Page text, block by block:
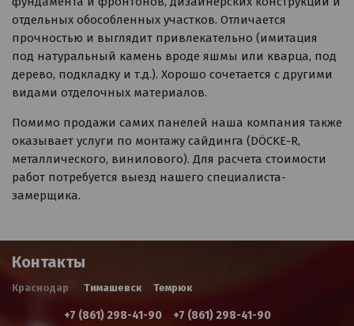
отдельных обособленных участков. Отличается
прочностью и выглядит привлекательно (имитация
под натуральный камень вроде яшмы или кварца, под
дерево, подкладку и т.д.). Хорошо сочетается с другими
видами отделочных материалов.
Помимо продажи самих панелей наша компания также
оказывает услуги по монтажу сайдинга (DÖCKE-R,
металлического, винилового). Для расчета стоимости
работ потребуется выезд нашего специалиста-
замерщика.
Контакты
Краснодар Тимашевск Темрюк
+7 (861) 298-41-90 +7 (861) 298-41-90